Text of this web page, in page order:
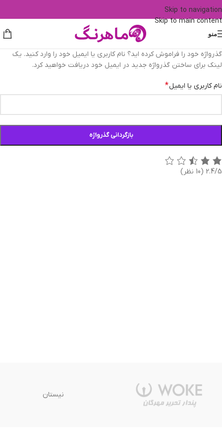
Skip to navigation
Skip to main content
منو
گذرواژه خود را فراموش کرده اید؟ نام کاربری یا ایمیل خود را وارد کنید. یک
لینک برای ساختن گذرواژه جدید در ایمیل خود دریافت خواهید کرد.
نام کاربری یا ایمیل*
بازگردانی گذرواژه
2.4/5 (10 نظر)
نیستان